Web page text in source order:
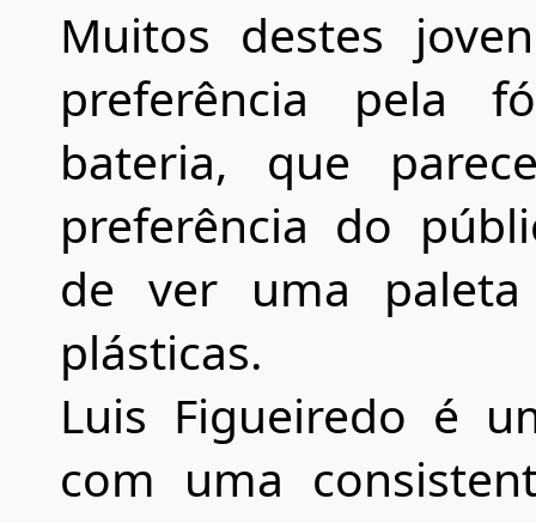
Muitos destes
preferência pela
bateria, que
preferência do
de ver uma
plásticas.
Luis Figueiredo é
com uma